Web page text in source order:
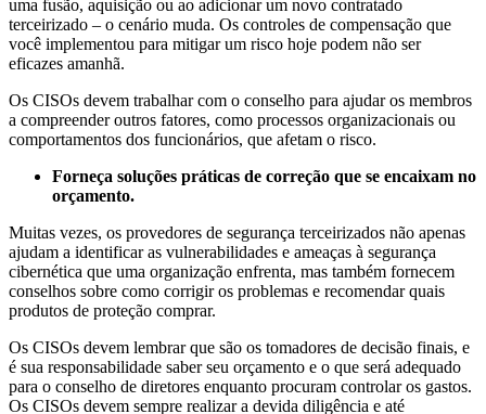
uma fusão, aquisição ou ao adicionar um novo contratado
terceirizado – o cenário muda. Os controles de compensação que
você implementou para mitigar um risco hoje podem não ser
eficazes amanhã.
Os CISOs devem trabalhar com o conselho para ajudar os membros
a compreender outros fatores, como processos organizacionais ou
comportamentos dos funcionários, que afetam o risco.
Forneça soluções práticas de correção que se encaixam no
orçamento.
Muitas vezes, os provedores de segurança terceirizados não apenas
ajudam a identificar as vulnerabilidades e ameaças à segurança
cibernética que uma organização enfrenta, mas também fornecem
conselhos sobre como corrigir os problemas e recomendar quais
produtos de proteção comprar.
Os CISOs devem lembrar que são os tomadores de decisão finais, e
é sua responsabilidade saber seu orçamento e o que será adequado
para o conselho de diretores enquanto procuram controlar os gastos.
Os CISOs devem sempre realizar a devida diligência e até